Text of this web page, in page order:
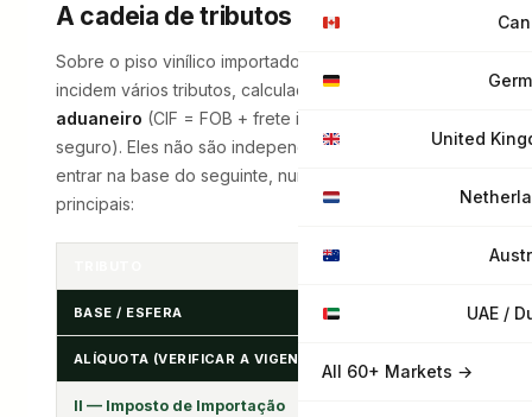
United
UAE /
All 60+ Markets →
A cadeia de tributos na importação
Sobre o piso vinílico importado (NCM 3918.10.00)
incidem vários tributos, calculados sobre o
aduaneiro (CIF = FOB + frete internacional +
seguro). Eles não são independentes: cada um pode
entrar na base do seguinte, num efeito cascata. Os
principais:
BASE / ESFERA
ALÍQUOTA (VERIFICAR A VIGENTE)
II — Imposto de Importação